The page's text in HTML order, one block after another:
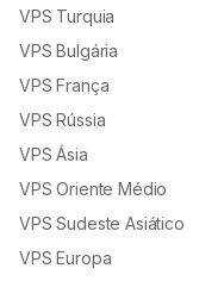
VPS Turquia
VPS Bulgária
VPS França
VPS Rússia
VPS Ásia
VPS Oriente Médio
VPS Sudeste Asiático
VPS Europa